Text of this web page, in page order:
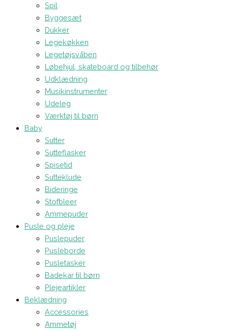
Spil
Byggesæt
Dukker
Legekøkken
Legetøjsvåben
Løbehjul, skateboard og tilbehør
Udklædning
Musikinstrumenter
Udeleg
Værktøj til børn
Baby
Sutter
Sutteflasker
Spisetid
Sutteklude
Bideringe
Stofbleer
Ammepuder
Pusle og pleje
Puslepuder
Pusleborde
Pusletasker
Badekar til børn
Plejeartikler
Beklædning
Accessories
Ammetøj